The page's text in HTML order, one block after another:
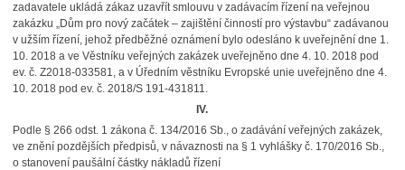
zadavatele ukládá zákaz uzavřít smlouvu v zadávacím řízení na veřejnou
zakázku „Dům pro nový začátek – zajištění činností pro výstavbu“ zadávanou
v užším řízení, jehož předběžné oznámení bylo odesláno k uveřejnění dne 1.
10. 2018 a ve Věstníku veřejných zakázek uveřejněno dne 4. 10. 2018 pod
ev. č. Z2018-033581, a v Úředním věstníku Evropské unie uveřejněno dne 4.
10. 2018 pod ev. č. 2018/S 191-431811.
IV.
Podle § 266 odst. 1 zákona č. 134/2016 Sb., o zadávání veřejných zakázek,
ve znění pozdějších předpisů, v návaznosti na § 1 vyhlášky č. 170/2016 Sb.,
o stanovení paušální částky nákladů řízení